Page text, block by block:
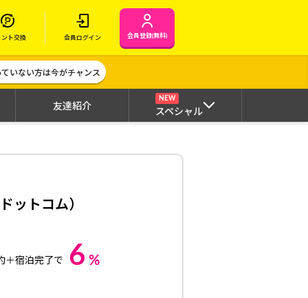
ント交換 会員ログイン 会員登録(無料)
いない方は今がチャンス
友達紹介
NEW
スペシャル
ットコム）
＋宿泊完了で 6 %